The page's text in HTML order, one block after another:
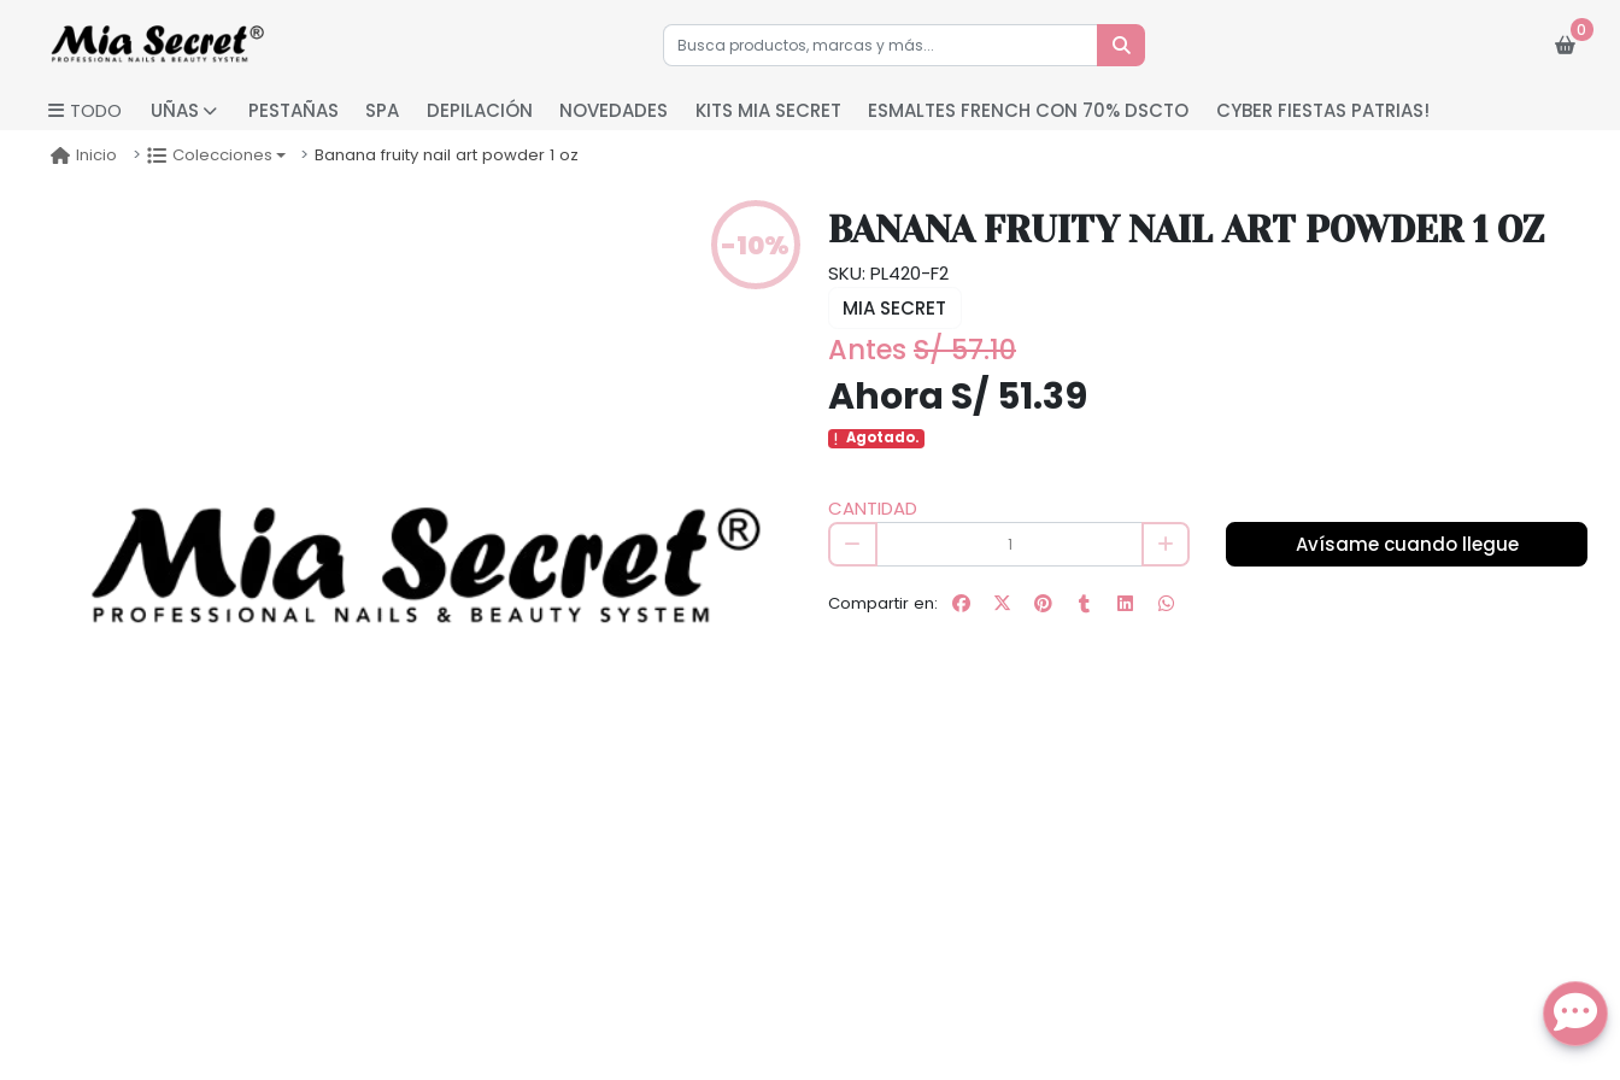
0
TODO UÑAS PESTAÑAS SPA DEPILACIÓN NOVEDADES KITS MIA SECRET ESMALTES FRENCH CON 70% DSCTO CYBER FIESTAS PATRIAS!
Inicio Colecciones Banana fruity nail art powder 1 oz
-10% BANANA FRUITY NAIL ART POWDER 1 OZ
SKU: PL420-F2
MIA SECRET
Antes S/ 57.10
Ahora S/ 51.39
Agotado.
CANTIDAD
Avísame cuando llegue
Compartir en: